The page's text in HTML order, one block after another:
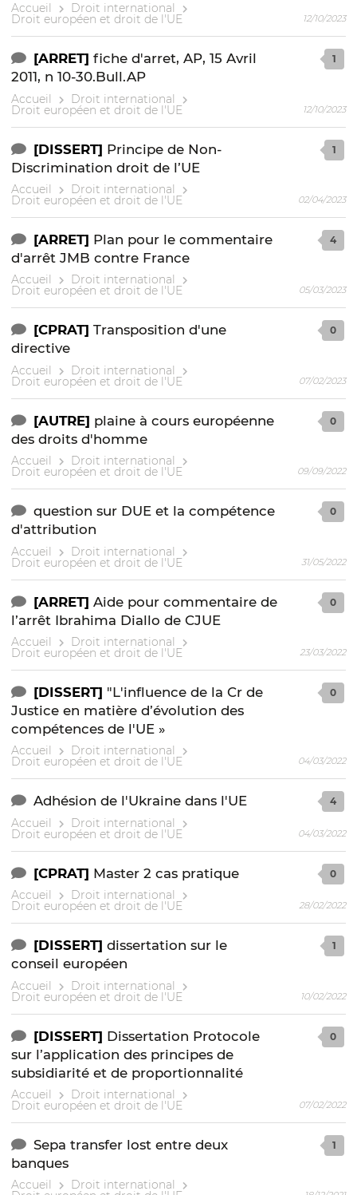
Accueil Droit international
Droit européen et droit de l'UE 12/10/2023
[ARRET] fiche d'arret, AP, 15 Avril
2011, n 10-30.Bull.AP
Accueil Droit international
Droit européen et droit de l'UE
1
12/10/2023
[DISSERT] Principe de Non-
Discrimination droit de l’UE
Accueil Droit international
Droit européen et droit de l'UE
1
02/04/2023
[ARRET] Plan pour le commentaire
d'arrêt JMB contre France
Accueil Droit international
Droit européen et droit de l'UE
4
05/03/2023
[CPRAT] Transposition d'une
directive
Accueil Droit international
Droit européen et droit de l'UE
0
07/02/2023
[AUTRE] plaine à cours européenne
des droits d'homme
Accueil Droit international
Droit européen et droit de l'UE
0
09/09/2022
question sur DUE et la compétence
d'attribution
Accueil Droit international
Droit européen et droit de l'UE
0
31/05/2022
[ARRET] Aide pour commentaire de
l’arrêt Ibrahima Diallo de CJUE
Accueil Droit international
Droit européen et droit de l'UE
0
23/03/2022
[DISSERT] "L'influence de la Cr de
Justice en matière d’évolution des
compétences de l'UE »
Accueil Droit international
Droit européen et droit de l'UE
0
04/03/2022
Adhésion de l'Ukraine dans l'UE
Accueil Droit international
Droit européen et droit de l'UE
4
04/03/2022
[CPRAT] Master 2 cas pratique
Accueil Droit international
Droit européen et droit de l'UE
0
28/02/2022
[DISSERT] dissertation sur le
conseil européen
Accueil Droit international
Droit européen et droit de l'UE
1
10/02/2022
[DISSERT] Dissertation Protocole
sur l’application des principes de
subsidiarité et de proportionnalité
Accueil Droit international
Droit européen et droit de l'UE
0
07/02/2022
Sepa transfer lost entre deux
banques
Accueil Droit international
1